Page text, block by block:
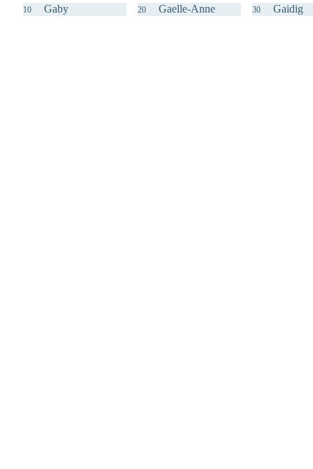
10 Gaby 20 Gaelle-Anne 30 Gaidig